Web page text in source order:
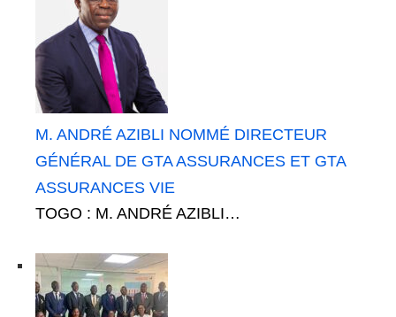
M. ANDRÉ AZIBLI NOMMÉ DIRECTEUR
GÉNÉRAL DE GTA ASSURANCES ET GTA
ASSURANCES VIE
TOGO : M. ANDRÉ AZIBLI…